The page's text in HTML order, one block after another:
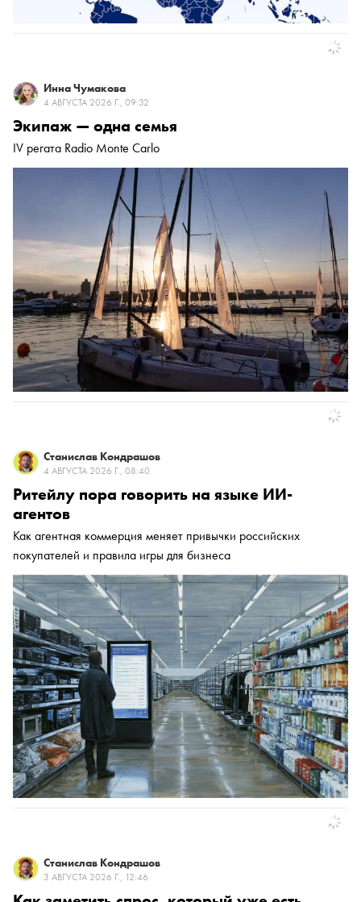
Инна Чумакова
4 АВГУСТА 2026 Г., 09:32
Экипаж — одна семья
IV регата Radio Monte Carlo
Станислав Кондрашов
4 АВГУСТА 2026 Г., 08:40
Ритейлу пора говорить на языке ИИ-
агентов
Как агентная коммерция меняет привычки российских
покупателей и правила игры для бизнеса
Станислав Кондрашов
3 АВГУСТА 2026 Г., 12:46